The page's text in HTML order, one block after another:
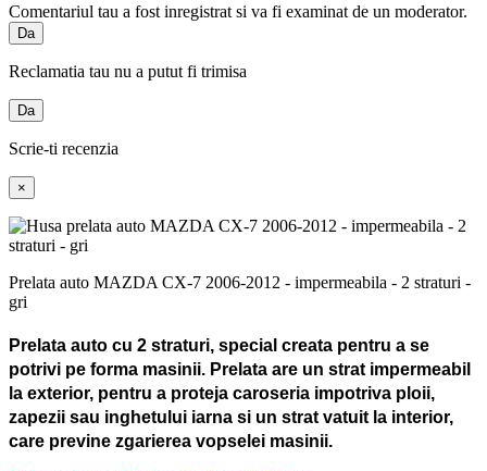
Comentariul tau a fost inregistrat si va fi examinat de un moderator.
Da
Reclamatia tau nu a putut fi trimisa
Da
Scrie-ti recenzia
×
Prelata auto MAZDA CX-7 2006-2012 - impermeabila - 2 straturi -
gri
Prelata auto cu 2 straturi, special creata pentru a se
potrivi pe forma masinii. Prelata are un strat impermeabil
la exterior, pentru a proteja caroseria impotriva ploii,
zapezii sau inghetului iarna si un strat vatuit la interior,
care previne zgarierea vopselei masinii.